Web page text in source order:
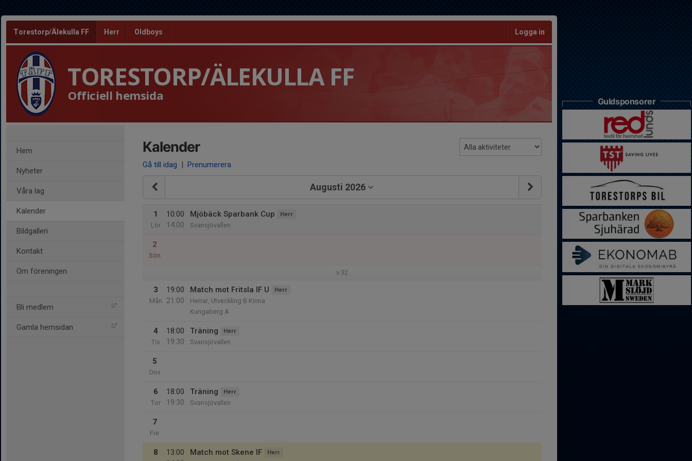
Torestorp/Älekulla FF Herr Oldboys Logga in
TORESTORP/ÄLEKULLA FF
Officiell hemsida
Hem
Nyheter
Våra lag
Kalender
Bildgalleri
Kontakt
Om föreningen
Bli medlem
Gamla hemsidan
Kalender
Gå till idag | Prenumerera
Augusti 2026
1
Lör
10:00
14:00
Mjöbäck Sparbank Cup Herr
Svansjövallen
2
Sön
v.32
3
Mån
19:00
21:00
Match mot Fritsla IF U Herr
Herrar, Utveckling B Kinna
Kungaberg A
4
Tis
18:00
19:30
Träning Herr
Svansjövallen
5
Ons
6
Tor
18:00
19:30
Träning Herr
Svansjövallen
7
Fre
8
13:00
Match mot Skene IF Herr
Guldsponsorer